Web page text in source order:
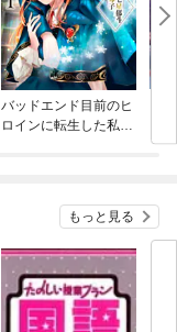
バッドエンド目前のヒ
ロインに転生した私、
もっと見る